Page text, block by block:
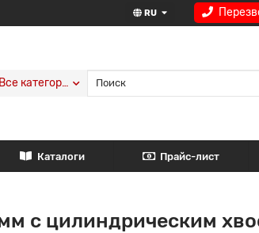
RU
Все категории
Каталоги Прайс-лист
с цилиндрическим